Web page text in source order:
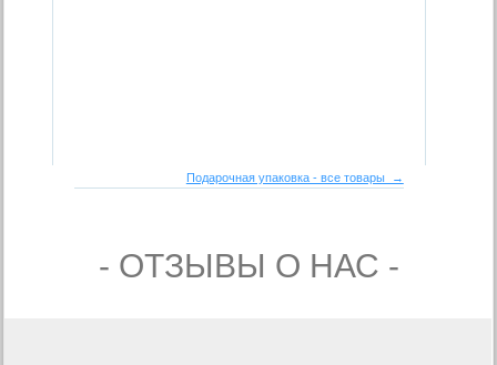
Подарочная упаковка - все товары →
- ОТЗЫВЫ О НАС -